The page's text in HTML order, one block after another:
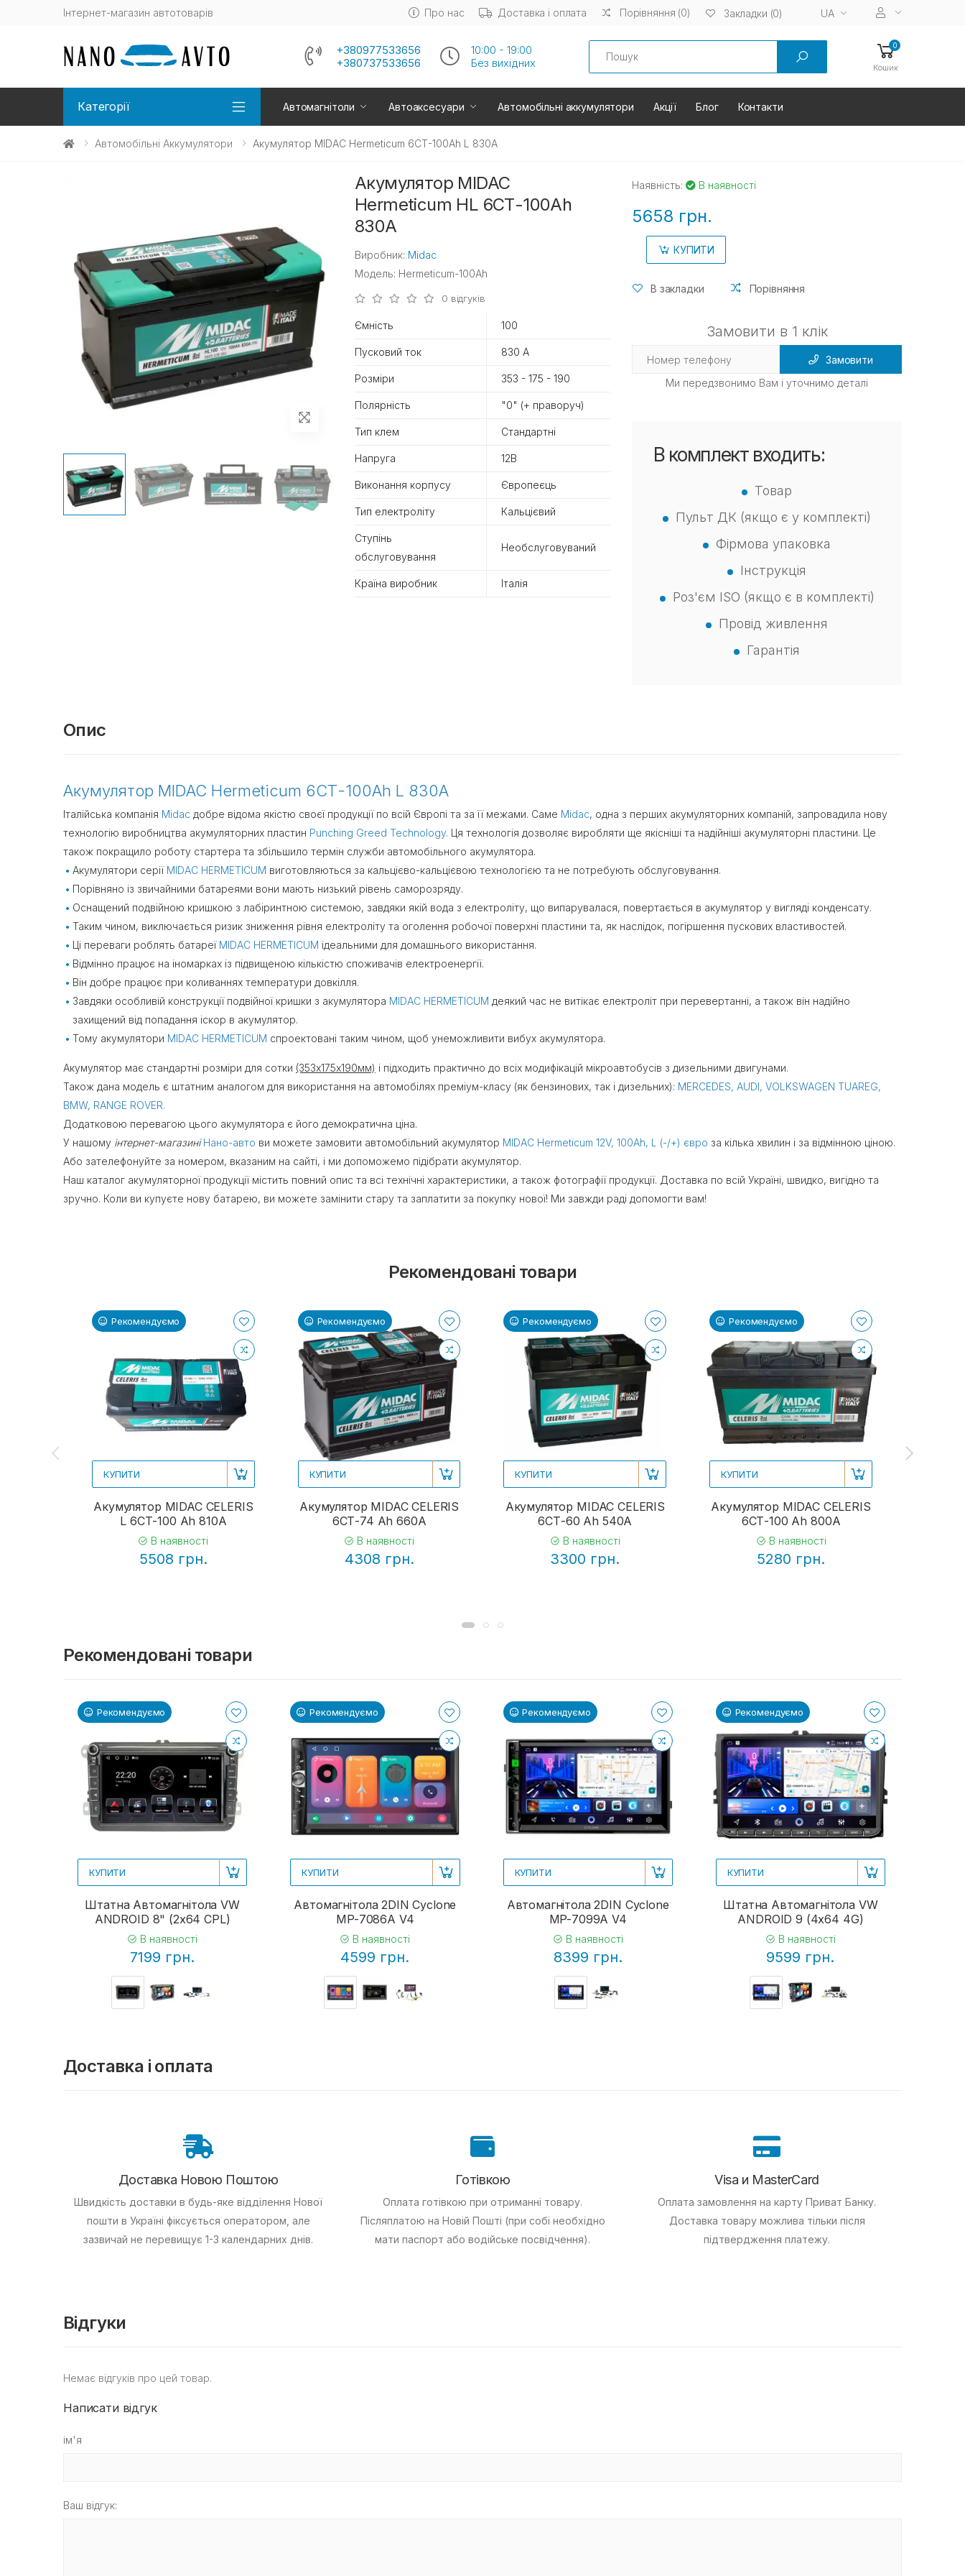
Інтернет-магазин автотоварів Про нас Доставка і оплата Порівняння (0) Закладки (0) UA
+380977533656
+380737533656
10:00 - 19:00
Без вихiдних
Search 0
Кошик
Категорії Автомагнітоли Автоаксесуари Автомобільні аккумулятори Акції Блог Контакти
Автомобільні Аккумулятори Акумулятор MIDAC Hermeticum 6СТ-100Ah L 830A
Акумулятор MIDAC
Hermeticum HL 6СТ-100Ah
830A
Виробник: Midac
Модель: Hermeticum-100Ah
0 відгуків
Ємність 100
Пусковий ток 830 А
Розміри 353 - 175 - 190
Полярність "0" (+ праворуч)
Тип клем Стандартні
Напруга 12В
Виконання корпусу Європеєць
Тип електроліту Кальцієвий
Ступінь
обслуговування
Необслуговуваний
Країна виробник Італія
Наявність: В наявності
5658 грн.
КУПИТИ
В закладки Порівняння
Замовити в 1 клік
Замовити
Ми передзвонимо Вам і уточнимо деталі
В комплект входить:
Товар
Пульт ДК (якщо є у комплекті)
Фірмова упаковка
Інструкція
Роз'єм ISO (якщо є в комплекті)
Провід живлення
Гарантія
Опис
Акумулятор MIDAC Hermeticum 6СТ-100Ah L 830A
Італійська компанія Midac добре відома якістю своєї продукції по всій Європі та за її межами. Саме Midac, одна з перших акумуляторних компаній, запровадила нову
технологію виробництва акумуляторних пластин Punching Greed Technology. Ця технологія дозволяє виробляти ще якісніші та надійніші акумуляторні пластини. Це
також покращило роботу стартера та збільшило термін служби автомобільного акумулятора.
Акумулятори серії MIDAC HERMETICUM виготовляються за кальцієво-кальцієвою технологією та не потребують обслуговування.
Порівняно із звичайними батареями вони мають низький рівень саморозряду.
Оснащений подвійною кришкою з лабіринтною системою, завдяки якій вода з електроліту, що випарувалася, повертається в акумулятор у вигляді конденсату.
Таким чином, виключається ризик зниження рівня електроліту та оголення робочої поверхні пластини та, як наслідок, погіршення пускових властивостей.
Ці переваги роблять батареї MIDAC HERMETICUM ідеальними для домашнього використання.
Відмінно працює на іномарках із підвищеною кількістю споживачів електроенергії.
Він добре працює при коливаннях температури довкілля.
Завдяки особливій конструкції подвійної кришки з акумулятора MIDAC HERMETICUM деякий час не витікає електроліт при перевертанні, а також він надійно
захищений від попадання іскор в акумулятор.
Тому акумулятори MIDAC HERMETICUM спроектовані таким чином, щоб унеможливити вибух акумулятора.
Акумулятор має стандартні розміри для сотки (353х175х190мм) і підходить практично до всіх модифікацій мікроавтобусів з дизельними двигунами.
Також дана модель є штатним аналогом для використання на автомобілях преміум-класу (як бензинових, так і дизельних): MERCEDES, AUDI, VOLKSWAGEN TUAREG,
BMW, RANGE ROVER.
Додатковою перевагою цього акумулятора є його демократична ціна.
У нашому інтернет-магазині Нано-авто ви можете замовити автомобільний акумулятор MIDAC Hermeticum 12V, 100Ah, L (-/+) євро за кілька хвилин і за відмінною ціною.
Або зателефонуйте за номером, вказаним на сайті, і ми допоможемо підібрати акумулятор.
Наш каталог акумуляторної продукції містить повний опис та всі технічні характеристики, а також фотографії продукції. Доставка по всій Україні, швидко, вигідно та
зручно. Коли ви купуєте нову батарею, ви можете замінити стару та заплатити за покупку нової! Ми завжди раді допомогти вам!
Рекомендовані товари
Рекомендуємо
КУПИТИ
Акумулятор MIDAC CELERIS
L 6СТ-100 Ah 810A
В наявності
5508 грн.
Рекомендуємо
КУПИТИ
Акумулятор MIDAC CELERIS
6СТ-74 Ah 660A
В наявності
4308 грн.
Рекомендуємо
КУПИТИ
Акумулятор MIDAC CELERIS
6СТ-60 Ah 540A
В наявності
3300 грн.
Рекомендуємо
КУПИТИ
Акумулятор MIDAC CELERIS
6СТ-100 Ah 800A
В наявності
5280 грн.
Рекомендовані товари
Рекомендуємо
КУПИТИ
Штатна Автомагнітола VW
ANDROID 8" (2x64 CPL)
В наявності
7199 грн.
Рекомендуємо
КУПИТИ
Автомагнітола 2DIN Cyclone
MP-7086A V4
В наявності
4599 грн.
Рекомендуємо
КУПИТИ
Автомагнітола 2DIN Cyclone
MP-7099A V4
В наявності
8399 грн.
Рекомендуємо
КУПИТИ
Штатна Автомагнітола VW
ANDROID 9 (4x64 4G)
В наявності
9599 грн.
Доставка і оплата
Доставка Новою Поштою
Швидкість доставки в будь-яке відділення Нової
пошти в Україні фіксується оператором, але
зазвичай не перевищує 1-3 календарних днів.
Готівкою
Оплата готівкою при отриманні товару.
Післяплатою на Новій Пошті (при собі необхідно
мати паспорт або водійське посвідчення).
Visa и MasterCard
Оплата замовлення на карту Приват Банку.
Доставка товару можлива тільки після
підтвердження платежу.
Відгуки
Немає відгуків про цей товар.
Написати відгук
ім'я
Ваш відгук: